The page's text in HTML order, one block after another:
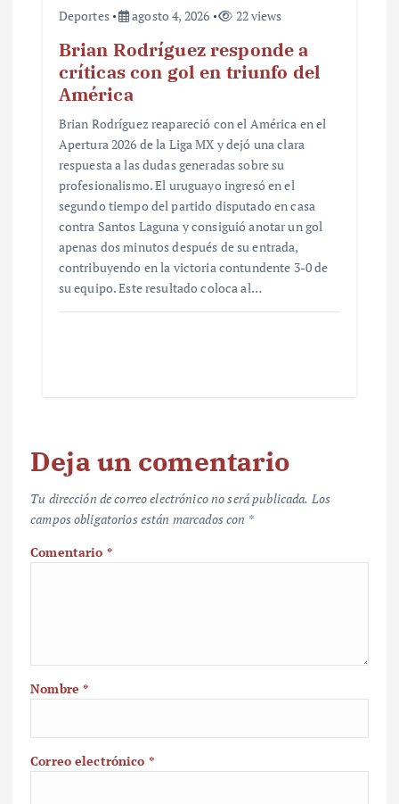
Deportes agosto 4, 2026 22 views
Brian Rodríguez responde a
críticas con gol en triunfo del
América
Brian Rodríguez reapareció con el América en el
Apertura 2026 de la Liga MX y dejó una clara
respuesta a las dudas generadas sobre su
profesionalismo. El uruguayo ingresó en el
segundo tiempo del partido disputado en casa
contra Santos Laguna y consiguió anotar un gol
apenas dos minutos después de su entrada,
contribuyendo en la victoria contundente 3-0 de
su equipo. Este resultado coloca al…
Deja un comentario
Tu dirección de correo electrónico no será publicada. Los
campos obligatorios están marcados con *
Comentario *
Nombre*
Correo electrónico *